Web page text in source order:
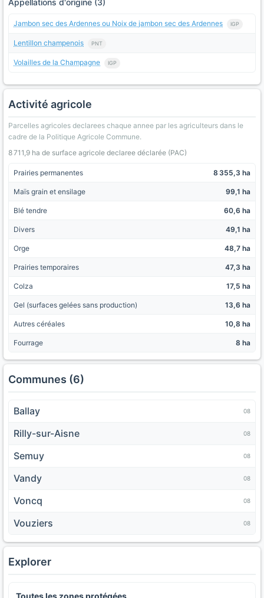
Appellations d'origine (3)
Jambon sec des Ardennes ou Noix de jambon sec des Ardennes IGP
Lentillon champenois PNT
Volailles de la Champagne IGP
Activité agricole
Parcelles agricoles declarees chaque annee par les agriculteurs dans le
cadre de la Politique Agricole Commune.
8 711,9 ha de surface agricole declaree déclarée (PAC)
Prairies permanentes 8 355,3 ha
Maïs grain et ensilage 99,1 ha
Blé tendre 60,6 ha
Divers 49,1 ha
Orge 48,7 ha
Prairies temporaires 47,3 ha
Colza 17,5 ha
Gel (surfaces gelées sans production) 13,6 ha
Autres céréales 10,8 ha
Fourrage 8 ha
Communes (6)
Ballay 08
Rilly-sur-Aisne 08
Semuy 08
Vandy 08
Voncq 08
Vouziers 08
Explorer
Toutes les zones protégées